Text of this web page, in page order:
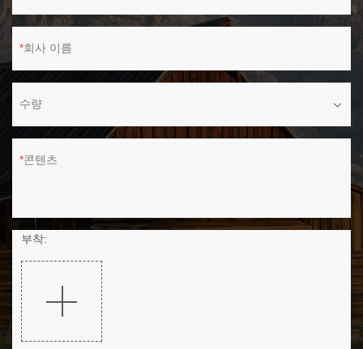
회사 이름
수량
콘텐츠
부착: